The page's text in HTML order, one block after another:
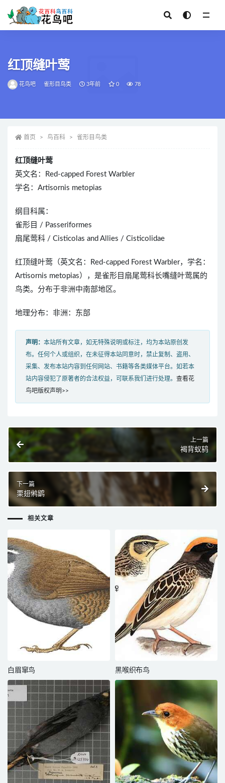
红顶缝叶莺
花鸟吧 雀形目鸟类 3年前 0 78
首页 鸟百科 雀形目鸟类
红顶缝叶莺
英文名：Red-capped Forest Warbler
学名：Artisornis metopias
纲目科属：
雀形目 / Passeriformes
扇尾莺科 / Cisticolas and Allies / Cisticolidae
红顶缝叶莺（英文名：Red-capped Forest Warbler，学名：
Artisornis metopias），是雀形目扇尾莺科长嘴缝叶莺属的
鸟类。分布于非洲中南部地区。
地理分布：非洲：东部
声明： 本站所有文章，如无特殊说明或标注，均为本站原创发
布。任何个人或组织，在未征得本站同意时，禁止复制、盗用、
采集、发布本站内容到任何网站、书籍等各类媒体平台。如若本
站内容侵犯了原著者的合法权益，可联系我们进行处理。 查看花
鸟吧版权声明>>
上一篇
褐背蚁鸫
下一篇
栗翅鸺鹠
相关文章
白眉窜鸟 黑喉织布鸟